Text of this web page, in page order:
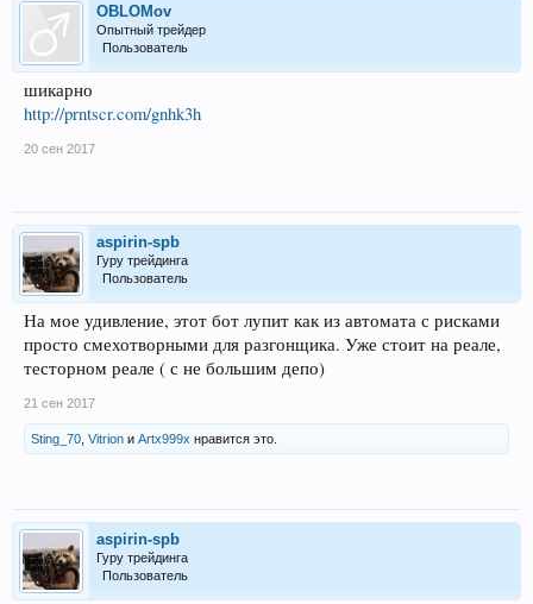
OBLOMov
Опытный трейдер
Пользователь
шикарно
http://prntscr.com/gnhk3h
20 сен 2017
aspirin-spb
Гуру трейдинга
Пользователь
На мое удивление, этот бот лупит как из автомата с рисками
просто смехотворными для разгонщика. Уже стоит на реале,
тесторном реале ( с не большим депо)
21 сен 2017
Sting_70 Vitrion и Artx999x нравится это.
aspirin-spb
Гуру трейдинга
Пользователь